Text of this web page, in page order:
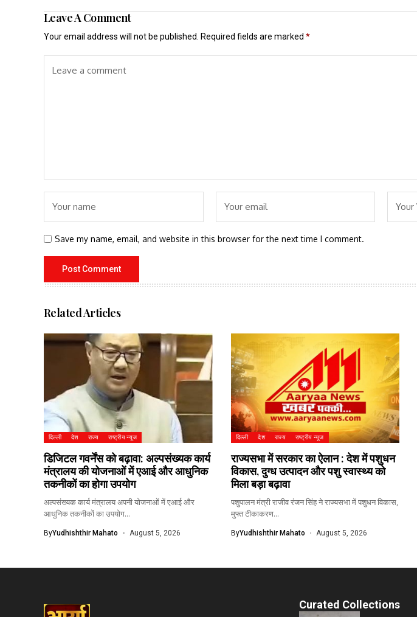
Leave A Comment
Your email address will not be published. Required fields are marked *
Save my name, email, and website in this browser for the next time I comment.
Related Articles
दिल्ली देश राज्य राष्ट्रीय न्यूज
डिजिटल गवर्नेंस को बढ़ावा: अल्पसंख्यक कार्य
मंत्रालय की योजनाओं में एआई और आधुनिक
तकनीकों का होगा उपयोग
अल्पसंख्यक कार्य मंत्रालय अपनी योजनाओं में एआई और
आधुनिक तकनीकों का उपयोग...
ByYudhishthir Mahato August 5, 2026
दिल्ली देश राज्य राष्ट्रीय न्यूज
राज्यसभा में सरकार का ऐलान : देश में पशुधन
विकास, दुग्ध उत्पादन और पशु स्वास्थ्य को
मिला बड़ा बढ़ावा
पशुपालन मंत्री राजीव रंजन सिंह ने राज्यसभा में पशुधन विकास,
मुफ्त टीकाकरण...
ByYudhishthir Mahato August 5, 2026
Curated Collections